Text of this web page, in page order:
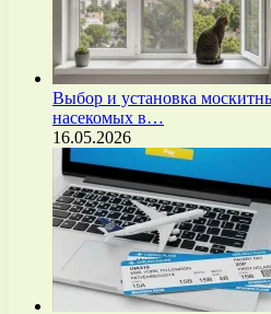
Выбор и установка
насекомых в…
16.05.2026